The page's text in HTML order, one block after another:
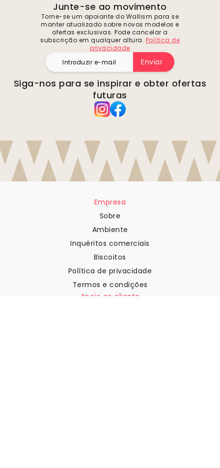
Junte-se ao movimento
Torne-se um apoiante do Wallism para se
manter atualizado sobre novos modelos e
ofertas exclusivas. Pode cancelar a
subscrição em qualquer altura. Política de
privacidade
Enviar
Siga-nos para se inspirar e obter ofertas
futuras
Empresa
Sobre
Ambiente
Inquéritos comerciais
Biscoitos
Política de privacidade
Termos e condições
Apoio ao cliente